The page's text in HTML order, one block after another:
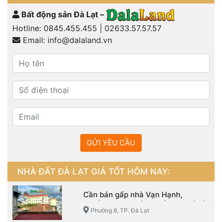
Bất động sản Đà Lạt –
Hotline: 0845.455.455
02633.57.57.57
Email: info@dalaland.vn
GỬI YÊU CẦU
NHÀ ĐẤT ĐÀ LẠT GIÁ TỐT HÔM NAY:
Cần bán gấp nhà Vạn Hạnh,
Phường 8, TP. Đà Lạt đầu tư giá hời
Phường 8, TP. Đà Lạt